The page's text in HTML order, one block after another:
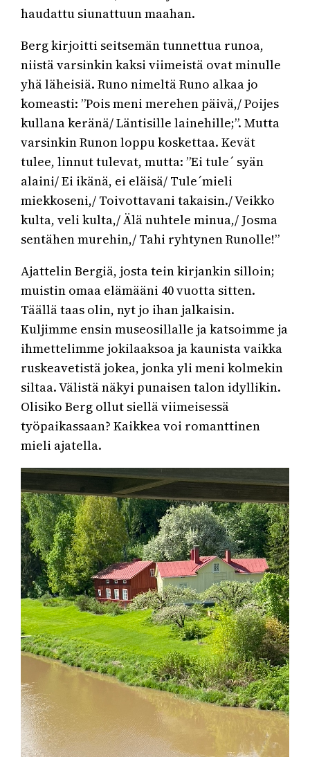
haudattu siunattuun maahan.
Berg kirjoitti seitsemän tunnettua runoa,
niistä varsinkin kaksi viimeistä ovat minulle
yhä läheisiä. Runo nimeltä Runo alkaa jo
komeasti: ”Pois meni merehen päivä,/ Poijes
kullana keränä/ Läntisille lainehille;”. Mutta
varsinkin Runon loppu koskettaa. Kevät
tulee, linnut tulevat, mutta: ”Ei tule´ syän
alaini/ Ei ikänä, ei eläisä/ Tule´mieli
miekkoseni,/ Toivottavani takaisin./ Veikko
kulta, veli kulta,/ Älä nuhtele minua,/ Josma
sentähen murehin,/ Tahi ryhtynen Runolle!”
Ajattelin Bergiä, josta tein kirjankin silloin;
muistin omaa elämääni 40 vuotta sitten.
Täällä taas olin, nyt jo ihan jalkaisin.
Kuljimme ensin museosillalle ja katsoimme ja
ihmettelimme jokilaaksoa ja kaunista vaikka
ruskeavetistä jokea, jonka yli meni kolmekin
siltaa. Välistä näkyi punaisen talon idyllikin.
Olisiko Berg ollut siellä viimeisessä
työpaikassaan? Kaikkea voi romanttinen
mieli ajatella.